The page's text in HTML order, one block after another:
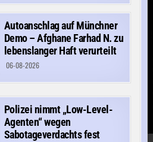
Autoanschlag auf Münchner
Demo – Afghane Farhad N. zu
lebenslanger Haft verurteilt
06-08-2026
Polizei nimmt „Low-Level-
Agenten“ wegen
Sabotageverdachts fest